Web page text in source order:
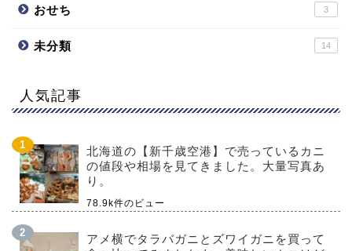
おせち 3
未分類 14
人気記事
北海道の【新千歳空港】で売っているカニ
の値段や相場を見てきました。大量写真あ
り。
78.9k件のビュー
アメ横でタラバガニとズワイガニを買って